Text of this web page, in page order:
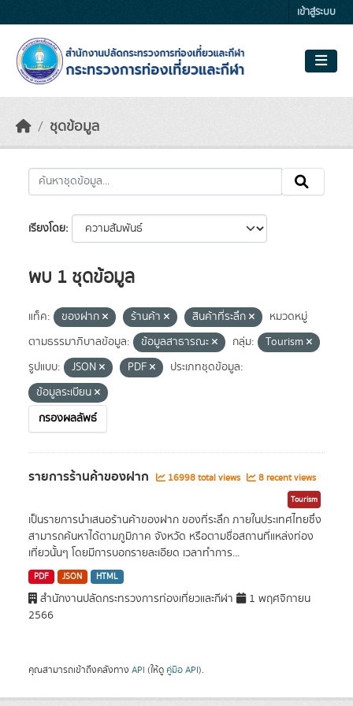
เข้าสู่ระบบ
ชุดข้อมูล
เรียงโดย
พบ 1 ชุดข้อมูล
แท็ค: ของฝาก ร้านค้า สินค้าที่ระลึก
หมวดหมู่
ตามธรรมาภิบาลข้อมูล:
ข้อมูลสาธารณะ กลุ่ม:
Tourism
รูปแบบ:
JSON PDF
ประเภทชุดข้อมูล:
ข้อมูลระเบียน
กรองผลลัพธ์
รายการร้านค้าของฝาก 16998 total views 8 recent views
Tourism
เป็นรายการนำเสนอร้านค้าของฝาก ของที่ระลึก ภายในประเทศไทยซึ่ง
สามารถค้นหาได้ตามภูมิภาค จังหวัด หรือตามชื่อสถานที่แหล่งท่อง
เที่ยวนั้นๆ โดยมีการบอกรายละเอียด เวลาทำการ...
PDF JSON HTML
สำนักงานปลัดกระทรวงการท่องเที่ยวและกีฬา
1 พฤศจิกายน
2566
คุณสามารถเข้าถึงคลังทาง API (ให้ดู คู่มือ API).